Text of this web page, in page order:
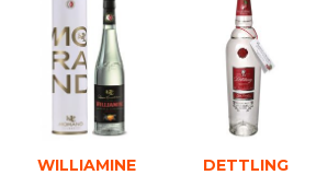
WILLIAMINE
DETTLING